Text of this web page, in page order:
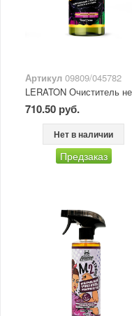
Артикул 09809/045782
710.50 руб.
Нет в наличии
Предзаказ